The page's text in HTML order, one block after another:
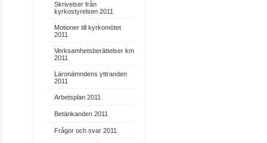
Skrivelser från
kyrkostyrelsen 2011
Motioner till kyrkomötet
2011
Verksamhetsberättelser km
2011
Läronämndens yttranden
2011
Arbetsplan 2011
Betänkanden 2011
Frågor och svar 2011